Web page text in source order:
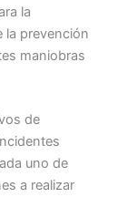
la
la prevención
maniobras
de
uno de
a realizar